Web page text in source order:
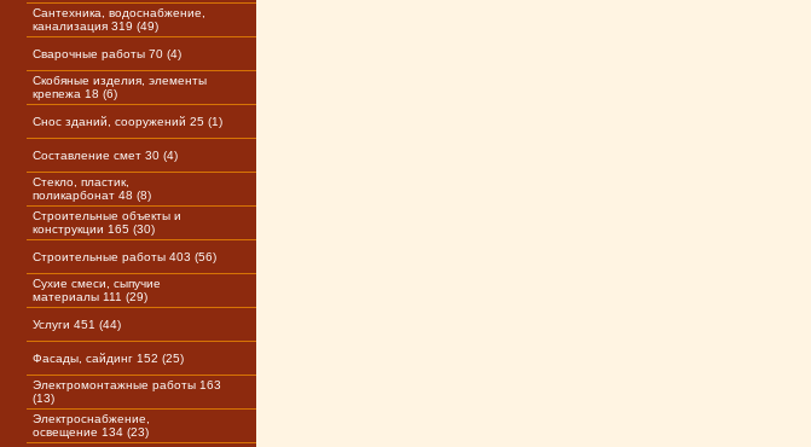
Сантехника, водоснабжение,
канализация 319 (49)
Сварочные работы 70 (4)
Скобяные изделия, элементы
крепежа 18 (6)
Снос зданий, сооружений 25 (1)
Составление смет 30 (4)
Стекло, пластик,
поликарбонат 48 (8)
Строительные объекты и
конструкции 165 (30)
Строительные работы 403 (56)
Сухие смеси, сыпучие
материалы 111 (29)
Услуги 451 (44)
Фасады, сайдинг 152 (25)
Электромонтажные работы 163
(13)
Электроснабжение,
освещение 134 (23)